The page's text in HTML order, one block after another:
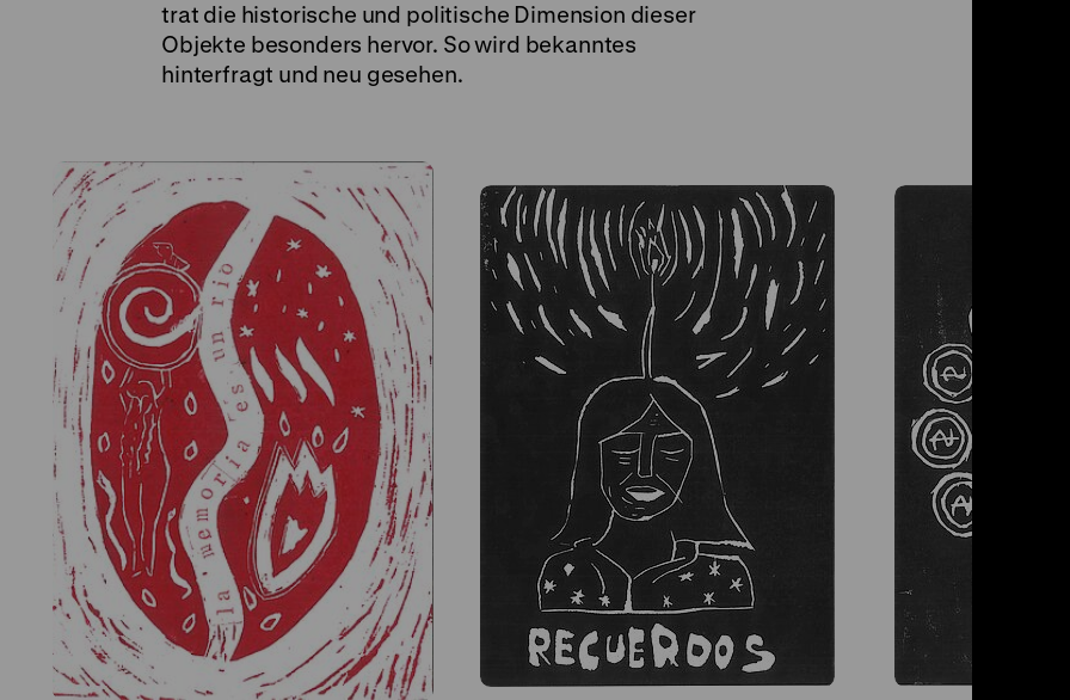
trat die historische und politische Dimension dieser
Objekte besonders hervor. So wird bekanntes
hinterfragt und neu gesehen.